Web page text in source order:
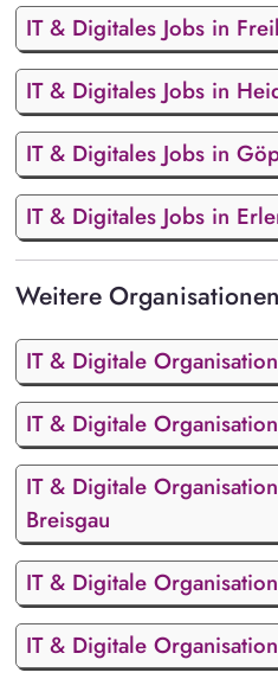
IT & Digitales Jobs in
IT & Digitales Jobs in
IT & Digitales Jobs in
IT & Digitales Jobs in
Weitere
IT & Digitale
IT & Digitale
IT & Digitale
Breisgau
IT & Digitale
IT & Digitale